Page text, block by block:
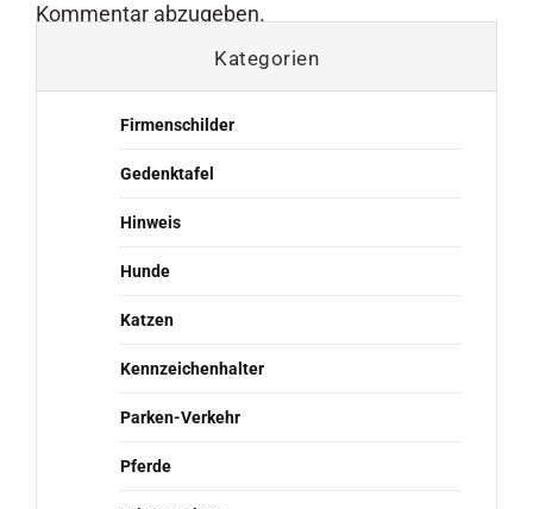
Kommentar abzugeben.
Kategorien
Firmenschilder
Gedenktafel
Hinweis
Hunde
Katzen
Kennzeichenhalter
Parken-Verkehr
Pferde